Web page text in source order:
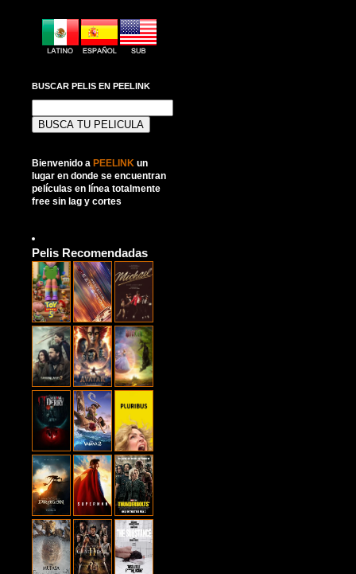
BUSCAR PELIS EN PEELINK
Bienvenido a PEELINK un
lugar en donde se encuentran
películas en línea totalmente
free sin lag y cortes
Pelis Recomendadas